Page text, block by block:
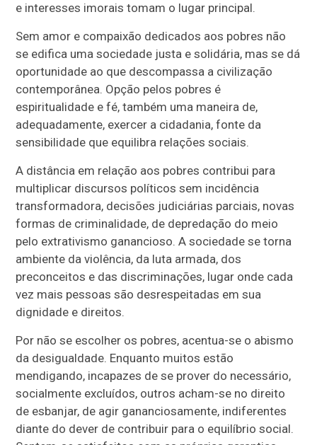
e interesses imorais tomam o lugar principal.
Sem amor e compaixão dedicados aos pobres não
se edifica uma sociedade justa e solidária, mas se dá
oportunidade ao que descompassa a civilização
contemporânea. Opção pelos pobres é
espiritualidade e fé, também uma maneira de,
adequadamente, exercer a cidadania, fonte da
sensibilidade que equilibra relações sociais.
A distância em relação aos pobres contribui para
multiplicar discursos políticos sem incidência
transformadora, decisões judiciárias parciais, novas
formas de criminalidade, de depredação do meio
pelo extrativismo ganancioso. A sociedade se torna
ambiente da violência, da luta armada, dos
preconceitos e das discriminações, lugar onde cada
vez mais pessoas são desrespeitadas em sua
dignidade e direitos.
Por não se escolher os pobres, acentua-se o abismo
da desigualdade. Enquanto muitos estão
mendigando, incapazes de se prover do necessário,
socialmente excluídos, outros acham-se no direito
de esbanjar, de agir gananciosamente, indiferentes
diante do dever de contribuir para o equilíbrio social.